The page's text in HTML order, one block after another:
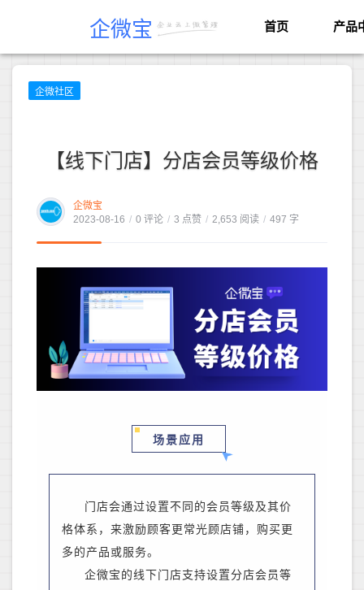
企微宝 首页 产品
企微社区
【线下门店】分店会员等级价格
企微宝
2023-08-16 / 0 评论 / 3 点赞 / 2,653 阅读 / 497 字
场景应用
门店会通过设置不同的会员等级及其价
格体系，来激励顾客更常光顾店铺，购买更
多的产品或服务。
企微宝的线下门店支持设置分店会员等